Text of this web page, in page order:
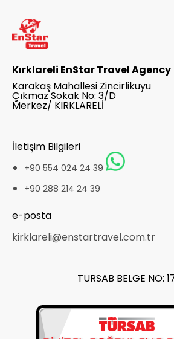
Kırklareli EnStar Travel Agency
Karakaş Mahallesi Zincirlikuyu
Çıkmaz Sokak No: 3/D
Merkez/ KIRKLARELİ
İletişim Bilgileri
+90 554 024 24 39
+90 288 214 24 39
e-posta
kirklareli@enstartravel.com.tr
TURSAB BELGE NO: